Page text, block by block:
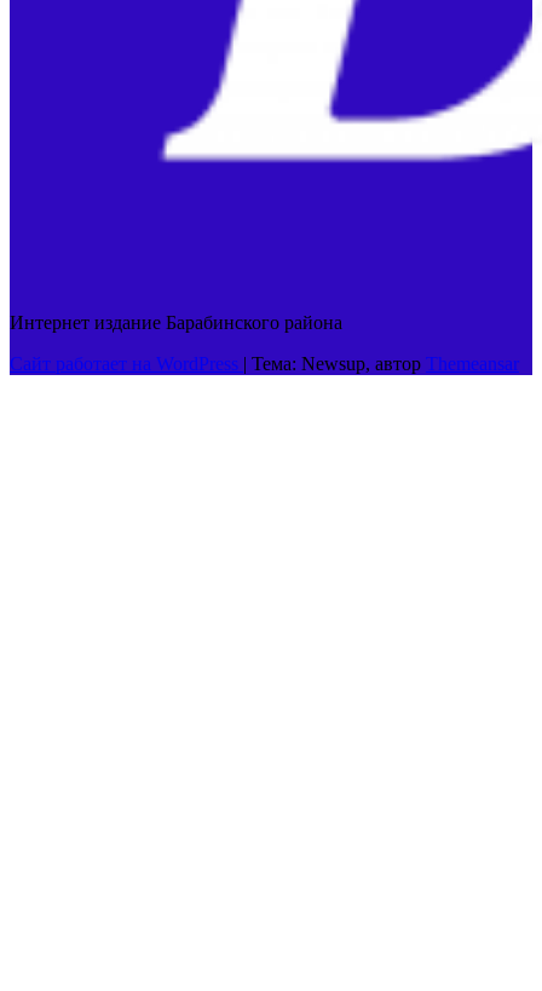
Интернет издание Барабинского района
Сайт работает на WordPress | Тема: Newsup, автор Themeansar